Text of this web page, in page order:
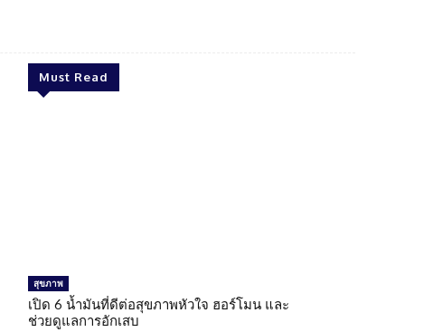
Must Read
สุขภาพ
เปิด 6 น้ำมันที่ดีต่อสุขภาพหัวใจ ฮอร์โมน และ
ช่วยดูแลการอักเสบ